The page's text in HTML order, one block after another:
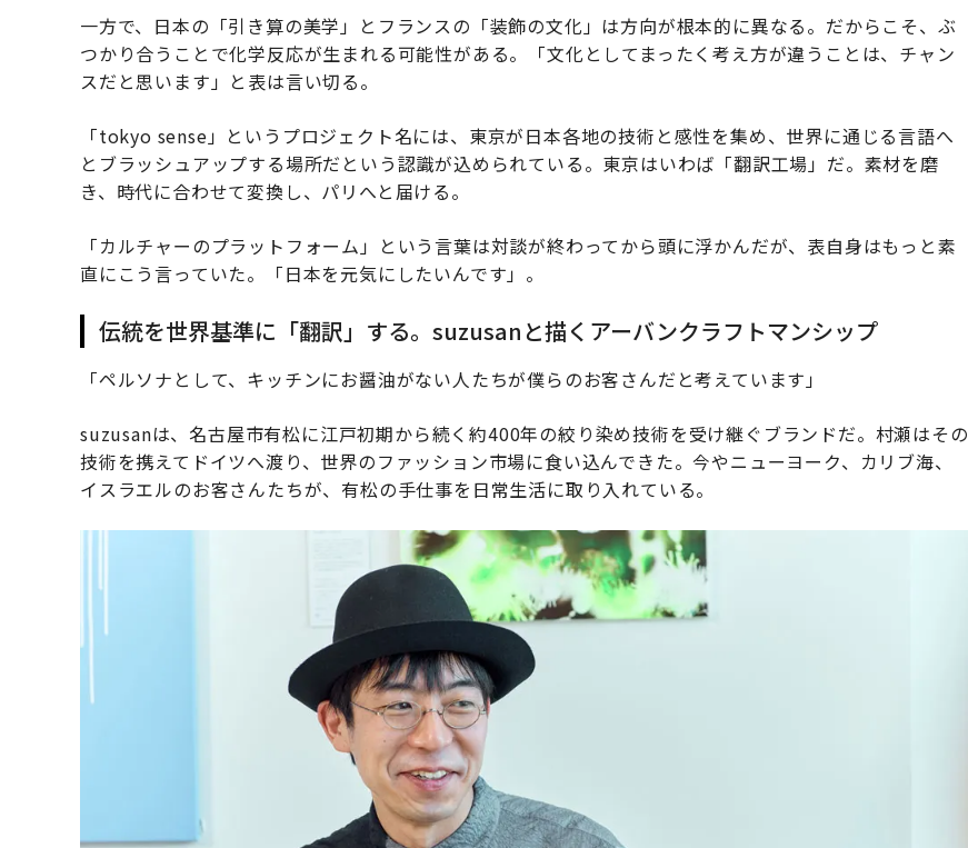
一方で、日本の「引き算の美学」とフランスの「装飾の文化」は方向が根本的に異なる。だからこそ、ぶ
つかり合うことで化学反応が生まれる可能性がある。「文化としてまったく考え方が違うことは、チャン
スだと思います」と表は言い切る。
「tokyo sense」というプロジェクト名には、東京が日本各地の技術と感性を集め、世界に通じる言語へ
とブラッシュアップする場所だという認識が込められている。東京はいわば「翻訳工場」だ。素材を磨
き、時代に合わせて変換し、パリへと届ける。
「カルチャーのプラットフォーム」という言葉は対談が終わってから頭に浮かんだが、表自身はもっと素
直にこう言っていた。「日本を元気にしたいんです」。
伝統を世界基準に「翻訳」する。suzusanと描くアーバンクラフトマンシップ
「ペルソナとして、キッチンにお醤油がない人たちが僕らのお客さんだと考えています」
suzusanは、名古屋市有松に江戸初期から続く約400年の絞り染め技術を受け継ぐブランドだ。村瀬はその
技術を携えてドイツへ渡り、世界のファッション市場に食い込んできた。今やニューヨーク、カリブ海、
イスラエルのお客さんたちが、有松の手仕事を日常生活に取り入れている。